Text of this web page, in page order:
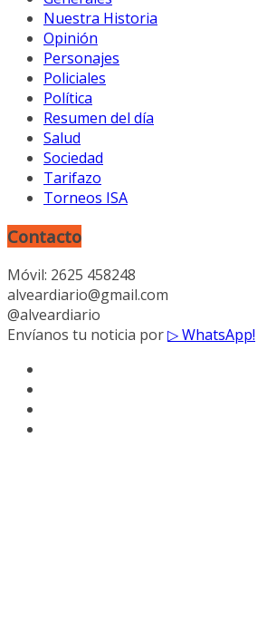
Nuestra Historia
Opinión
Personajes
Policiales
Política
Resumen del día
Salud
Sociedad
Tarifazo
Torneos ISA
Contacto
Móvil: 2625 458248
alveardiario@gmail.com
@alveardiario
Envíanos tu noticia por▷ WhatsApp!